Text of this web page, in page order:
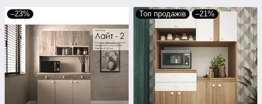
–23% Топ продажів –21%